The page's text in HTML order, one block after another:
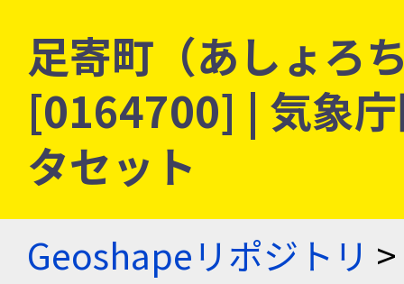
足寄町（あしょろ
[0164700] | 気象
タセット
Geoshapeリポジトリ >